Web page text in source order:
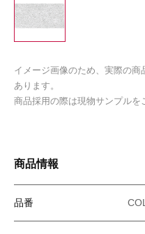
イメージ画像のため、実際の
あります。
商品採用の際は現物サンプルを
商品情報
品番